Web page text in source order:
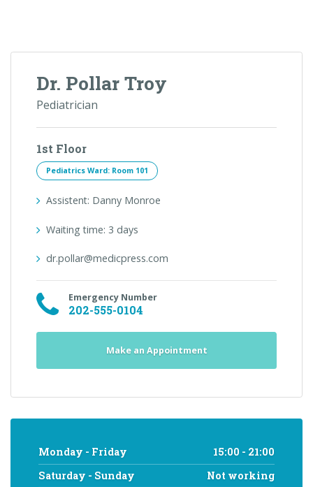
Dr. Pollar Troy
Pediatrician
1st Floor
Pediatrics Ward: Room 101
Assistent: Danny Monroe
Waiting time: 3 days
dr.pollar@medicpress.com
Emergency Number
202-555-0104
Make an Appointment
Monday - Friday
15:00 - 21:00
Saturday - Sunday
Not working